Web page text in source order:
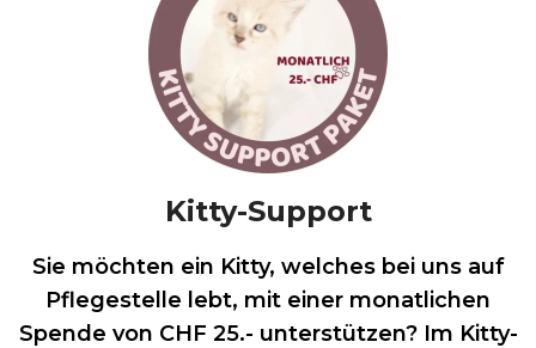
Kitty-Support
Sie möchten ein Kitty, welches bei uns auf
Pflegestelle lebt, mit einer monatlichen
Spende von CHF 25.- unterstützen? Im Kitty-